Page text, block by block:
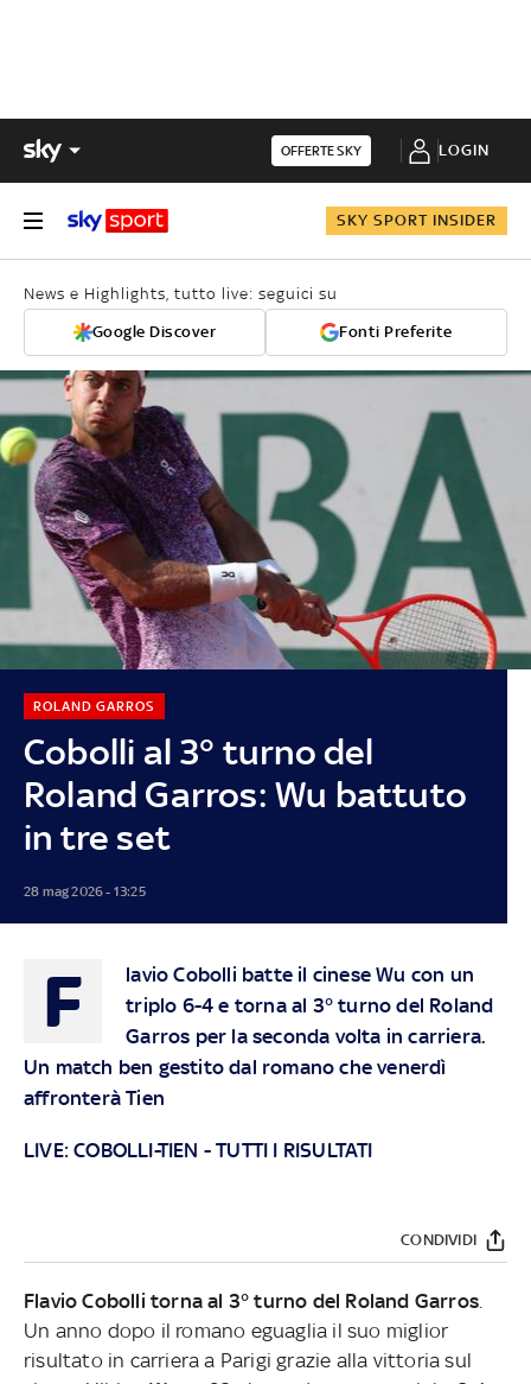
OFFERTE SKY LOGIN
SKY SPORT INSIDER
News e Highlights, tutto live: seguici su
Google Discover Fonti Preferite
Cobolli al 3° turno del
Roland Garros: Wu battuto
in tre set
ROLAND GARROS
28 mag 2026 - 13:25
F
lavio Cobolli batte il cinese Wu con un
triplo 6-4 e torna al 3° turno del Roland
Garros per la seconda volta in carriera.
Un match ben gestito dal romano che venerdì
affronterà Tien
LIVE:COBOLLI-TIEN -TUTTI I RISULTATI
CONDIVIDI
Flavio Cobolli torna al 3° turno del Roland Garros
Un anno dopo il romano eguaglia il suo miglior
risultato in carriera a Parigi grazie alla vittoria sul